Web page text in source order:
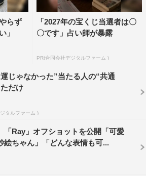
らず
」
「2027年の宝くじ当選者は〇
〇です」占い師が暴露
PR(合同会社デジタルファーム )
じゃなかった”当たる人の“共通
だけ
タルファーム )
「Ray」オフショットを公開「可愛
絵ちゃん」「どんな表情も可...